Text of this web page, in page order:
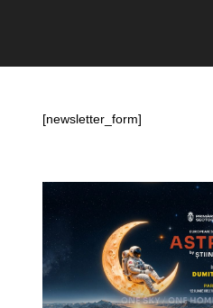
[newsletter_form]